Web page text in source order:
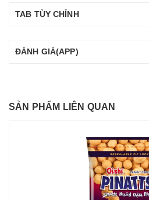
TAB TÙY CHỈNH
ĐÁNH GIÁ(APP)
SẢN PHẨM LIÊN QUAN